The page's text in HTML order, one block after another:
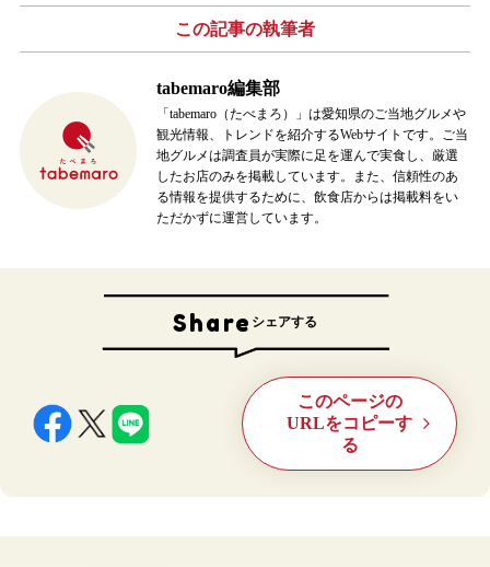
この記事の執筆者
tabemaro編集部
「tabemaro（たべまろ）」は愛知県のご当地グルメや
観光情報、トレンドを紹介するWebサイトです。ご当
地グルメは調査員が実際に足を運んで実食し、厳選
したお店のみを掲載しています。また、信頼性のあ
る情報を提供するために、飲食店からは掲載料をい
ただかずに運営しています。
Share シェアする
このページの
URLをコピーす
る